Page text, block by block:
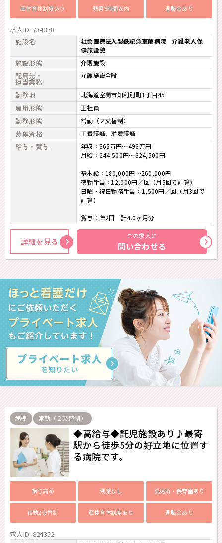
産休育休制度あり 残業8時間以内 退職金あり
求人ID: 734378
施設名
社会医療法人製鉄記念室蘭病院 介護老人保
健施設憩
施設形態 介護施設
配属先・
担当業務
介護施設全般
勤務地 北海道室蘭市知利別町1丁目45
雇用形態 正社員
勤務形態 常勤（２交替制）
募集資格 正看護師 准看護師
給与・賞与
年収：365万円～493万円
月給：244,500円～324,500円
基本給：180,000円～260,000円
夜勤手当：12,000円／回（月5回で計算）
日曜・祝日勤務手当：1,500円／回（月3回で
計算）
賞与：年2回 計4.0ヶ月分
詳細を見る
この求人に
問い合わせる
病棟 常勤（２交替制）
◆高給与◆託児施設あり♪最寄
駅から徒歩5分の好立地に位置す
る病院です。
給与高め 残業なし 託児所・保育園あり
夜勤2交替制 産休育休制度あり 退職金あり
求人ID: 824352